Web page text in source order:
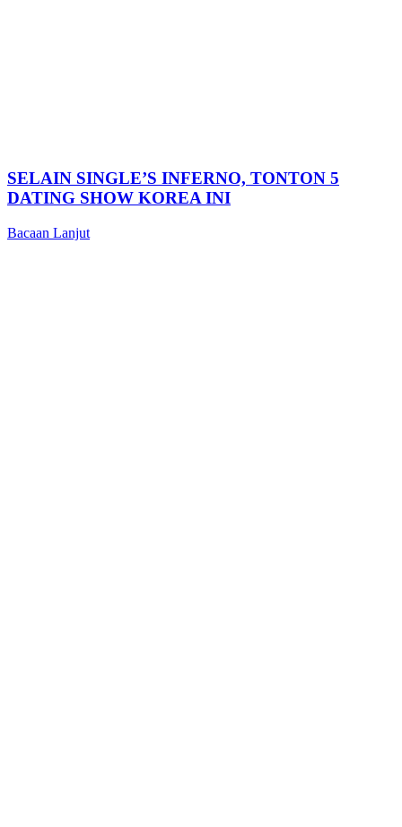
SELAIN SINGLE’S INFERNO, TONTON 5
DATING SHOW KOREA INI
Bacaan Lanjut